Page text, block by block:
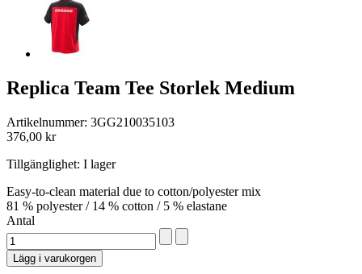
Replica Team Tee Storlek Medium
Artikelnummer: 3GG210035103
376,00 kr
Tillgänglighet: I lager
Easy-to-clean material due to cotton/polyester mix
81 % polyester / 14 % cotton / 5 % elastane
Antal
Lägg i varukorgen